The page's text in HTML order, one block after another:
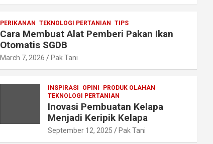
PERIKANAN TEKNOLOGI PERTANIAN TIPS
Cara Membuat Alat Pemberi Pakan Ikan
Otomatis SGDB
March 7, 2026 Pak Tani
INSPIRASI OPINI
PRODUK OLAHAN
TEKNOLOGI PERTANIAN
Inovasi Pembuatan Kelapa
Menjadi Keripik Kelapa
September 12, 2025 Pak Tani